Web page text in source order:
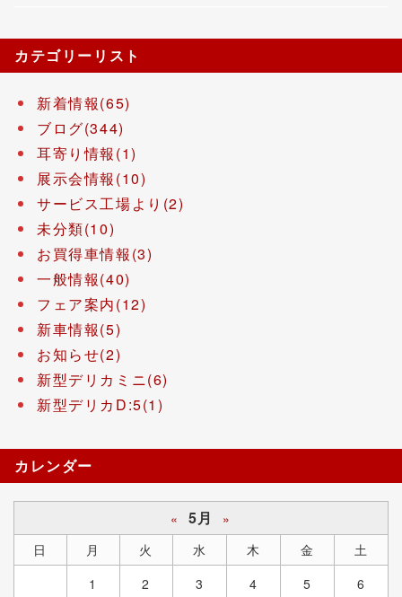
カテゴリーリスト
新着情報(65)
ブログ(344)
耳寄り情報(1)
展示会情報(10)
サービス工場より(2)
未分類(10)
お買得車情報(3)
一般情報(40)
フェア案内(12)
新車情報(5)
お知らせ(2)
新型デリカミニ(6)
新型デリカD:5(1)
カレンダー
« 5月
»
日
月 火 水 木 金
土
1
2 3 4 5 6